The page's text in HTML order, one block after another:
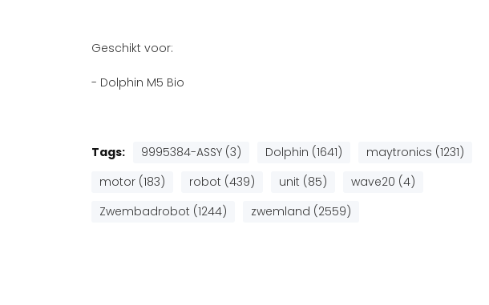
Geschikt voor:
- Dolphin M5 Bio
Tags: 9995384-ASSY (3) Dolphin (1641)
maytronics (1231)
motor (183)
robot (439) unit (85)
wave20 (4)
Zwembadrobot (1244)
zwemland (2559)